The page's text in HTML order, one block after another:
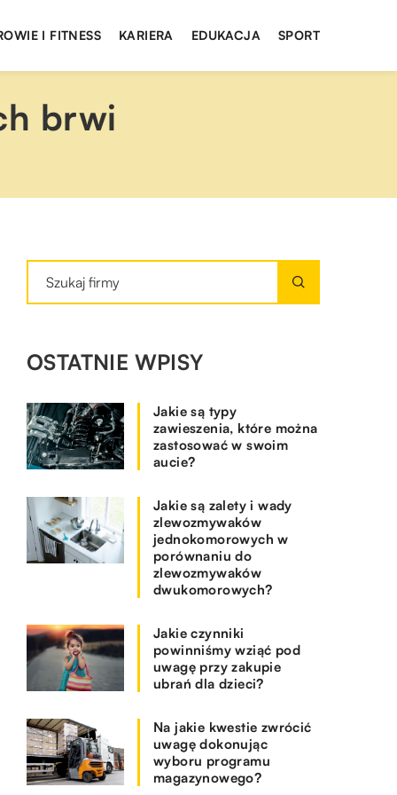
I FITNESS KARIERA EDUKACJA SPORT
brwi
OSTATNIE WPISY
Jakie są typy
zawieszenia, które można
zastosować w swoim
aucie?
Jakie są zalety i wady
zlewozmywaków
jednokomorowych w
porównaniu do
zlewozmywaków
dwukomorowych?
Jakie czynniki
powinniśmy wziąć pod
uwagę przy zakupie
ubrań dla dzieci?
Na jakie kwestie zwrócić
uwagę dokonując
wyboru programu
magazynowego?